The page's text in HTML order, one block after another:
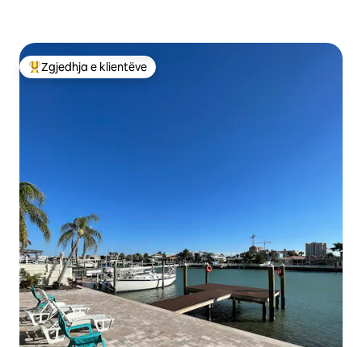
Më të mirat e zgjedhjeve të klientëve
Zgjedhja e klientëve